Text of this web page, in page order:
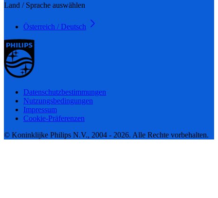
Land / Sprache auswählen
Österreich / Deutsch
Datenschutzbestimmungen
Nutzungsbedingungen
Impressum
Cookie-Präferenzen
© Koninklijke Philips N.V., 2004 - 2026. Alle Rechte vorbehalten.